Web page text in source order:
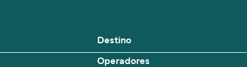
Destino
Operadores